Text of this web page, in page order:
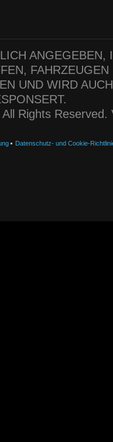
UND WIRD
Rights
Datenschutz- und Cookie-